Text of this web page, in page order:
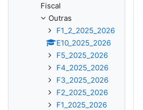
Fiscal
Outras
F1_2_2025_2026
E10_2025_2026
F5_2025_2026
F4_2025_2026
F3_2025_2026
F2_2025_2026
F1_2025_2026